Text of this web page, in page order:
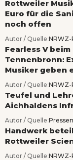
Rottweiler
Euro für die
noch offen
Autor / Quelle:
Fearless V
Tennenbronn:
Musiker geben
Autor / Quelle:
Teufel und
Aichhaldens
Autor / Quelle:
Handwerk
Rottweiler
Autor / Quelle: